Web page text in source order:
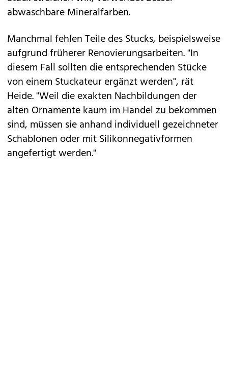
abwaschbare Mineralfarben.
Manchmal fehlen Teile des Stucks, beispielsweise
aufgrund früherer Renovierungsarbeiten. "In
diesem Fall sollten die entsprechenden Stücke
von einem Stuckateur ergänzt werden", rät
Heide. "Weil die exakten Nachbildungen der
alten Ornamente kaum im Handel zu bekommen
sind, müssen sie anhand individuell gezeichneter
Schablonen oder mit Silikonnegativformen
angefertigt werden."